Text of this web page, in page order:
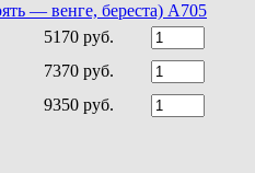
— венге, береста) А705
5170 руб.
7370 руб.
9350 руб.